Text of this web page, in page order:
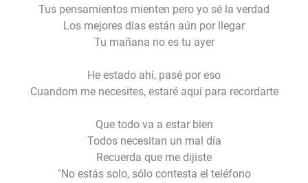
Tus pensamientos mienten pero yo sé la verdad
Los mejores días están aún por llegar
Tu mañana no es tu ayer
He estado ahí, pasé por eso
Cuandom me necesites, estaré aquí para recordarte
Que todo va a estar bien
Todos necesitan un mal día
Recuerda que me dijiste
"No estás solo, sólo contesta el teléfono